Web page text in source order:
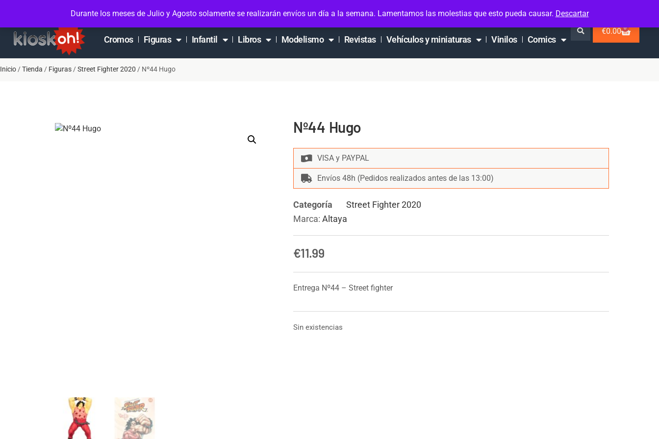
Durante los meses de Julio y Agosto solamente se realizarán envíos un día a la semana. Lamentamos las molestias que esto pueda causar. Descartar
Soporte en Whatsapp ContactoMi cuenta
Cromos Figuras Infantil Libros Modelismo Revistas Vehículos y miniaturas Vinilos Comics
€0.00 0
Inicio /Tienda / Figuras /Street Fighter 2020 / Nº44 Hugo
Nº44 Hugo
VISA y PAYPAL
Envíos 48h (Pedidos realizados antes de las 13:00)
Categoría
Street Fighter 2020
Marca: Altaya
€11.99
Entrega Nº44 – Street fighter
Sin existencias